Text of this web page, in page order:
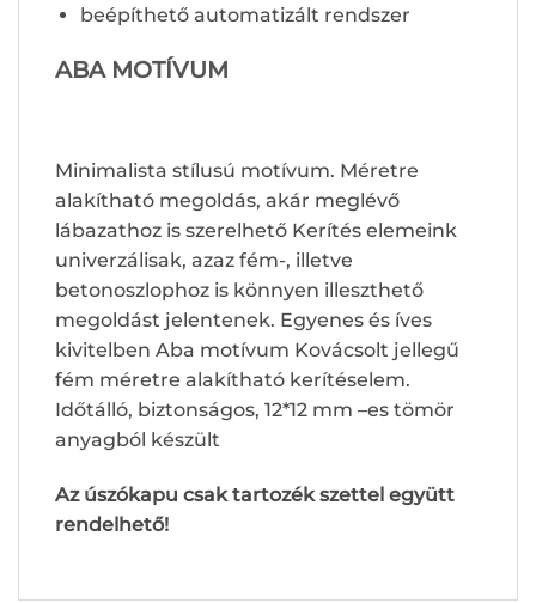
beépíthető automatizált rendszer
ABA MOTÍVUM
Minimalista stílusú motívum. Méretre
alakítható megoldás, akár meglévő
lábazathoz is szerelhető Kerítés elemeink
univerzálisak, azaz fém-, illetve
betonoszlophoz is könnyen illeszthető
megoldást jelentenek. Egyenes és íves
kivitelben Aba motívum Kovácsolt jellegű
fém méretre alakítható kerítéselem.
Időtálló, biztonságos, 12*12 mm –es tömör
anyagból készült
Az úszókapu csak tartozék szettel együtt
rendelhető!